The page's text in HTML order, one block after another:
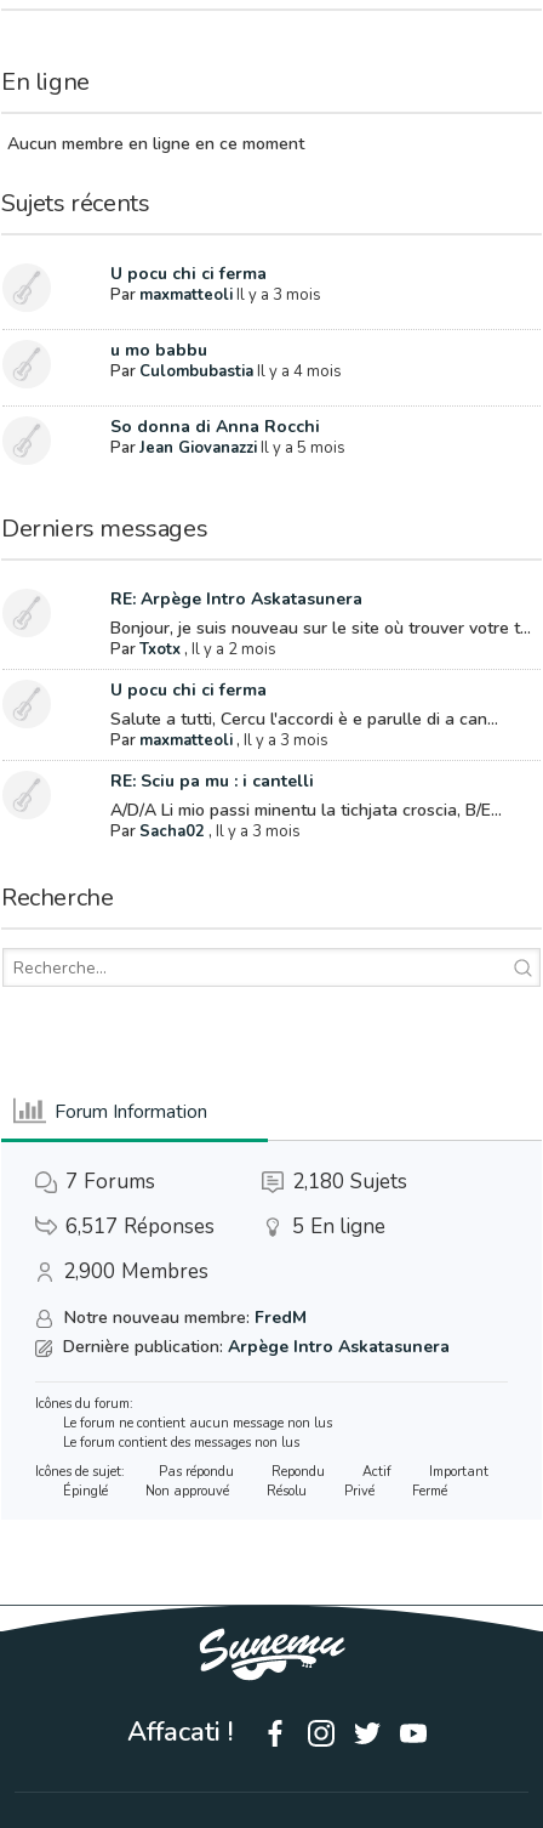
En ligne
Aucun membre en ligne en ce moment
Sujets récents
U pocu chi ci ferma
Par maxmatteoliIl y a 3 mois
u mo babbu
Par CulombubastiaIl y a 4 mois
So donna di Anna Rocchi
ParJean GiovanazziIl y a 5 mois
Derniers messages
RE: Arpège Intro Askatasunera
Bonjour, je suis nouveau sur le site où trouver votre t...
ParTxotx, Il y a 2 mois
U pocu chi ci ferma
Salute a tutti, Cercu l'accordi è e parulle di a can...
Par maxmatteoli, Il y a 3 mois
RE: Sciu pa mu : i cantelli
A/D/A Li mio passi minentu la tichjata croscia, B/E...
Par Sacha02 , Il y a 3 mois
Recherche
Forum Information
7 Forums 2,180 Sujets
6,517 Réponses 5 En ligne
2,900 Membres
Notre nouveau membre: FredM
Dernière publication: Arpège Intro Askatasunera
Icônes du forum:
Le forum ne contient aucun message non lus
Le forum contient des messages non lus
Icônes de sujet:
Pas répondu Repondu Actif
Important
Épinglé
Non approuvé Résolu Privé Fermé
Affacati !